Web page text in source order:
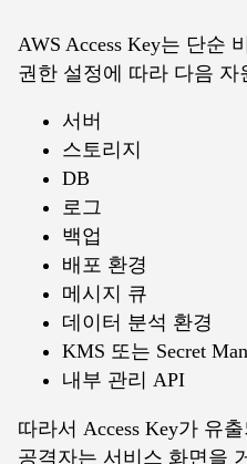
AWS Access Key는 단순
권한 설정에 따라 다음
서버
스토리지
DB
로그
백업
배포 환경
메시지 큐
데이터 분석 환경
KMS 또는 Secret
내부 관리 API
따라서 Access Key가 유출
공격자는 서비스 화면을